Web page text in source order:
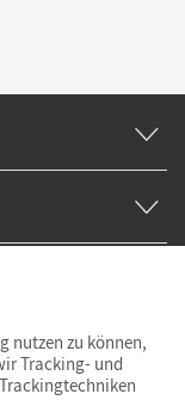
nutzen zu können,
Tracking- und